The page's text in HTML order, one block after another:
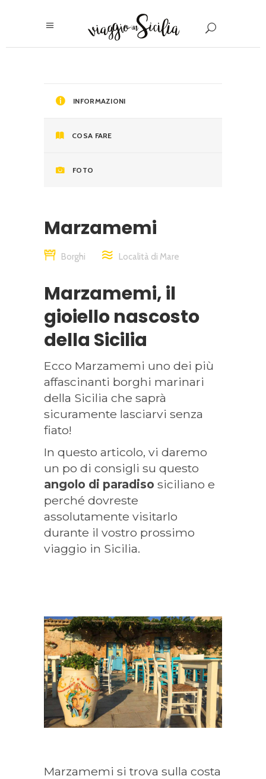
INFORMAZIONI
COSA FARE
FOTO
Marzamemi
Borghi Località di Mare
Marzamemi, il
gioiello nascosto
della Sicilia
Ecco Marzamemi uno dei più
affascinanti borghi marinari
della Sicilia che saprà
sicuramente lasciarvi senza
fiato!
In questo articolo, vi daremo
un po di consigli su questo
angolo di paradiso siciliano e
perché dovreste
assolutamente visitarlo
durante il vostro prossimo
viaggio in Sicilia.
Marzamemi si trova sulla costa